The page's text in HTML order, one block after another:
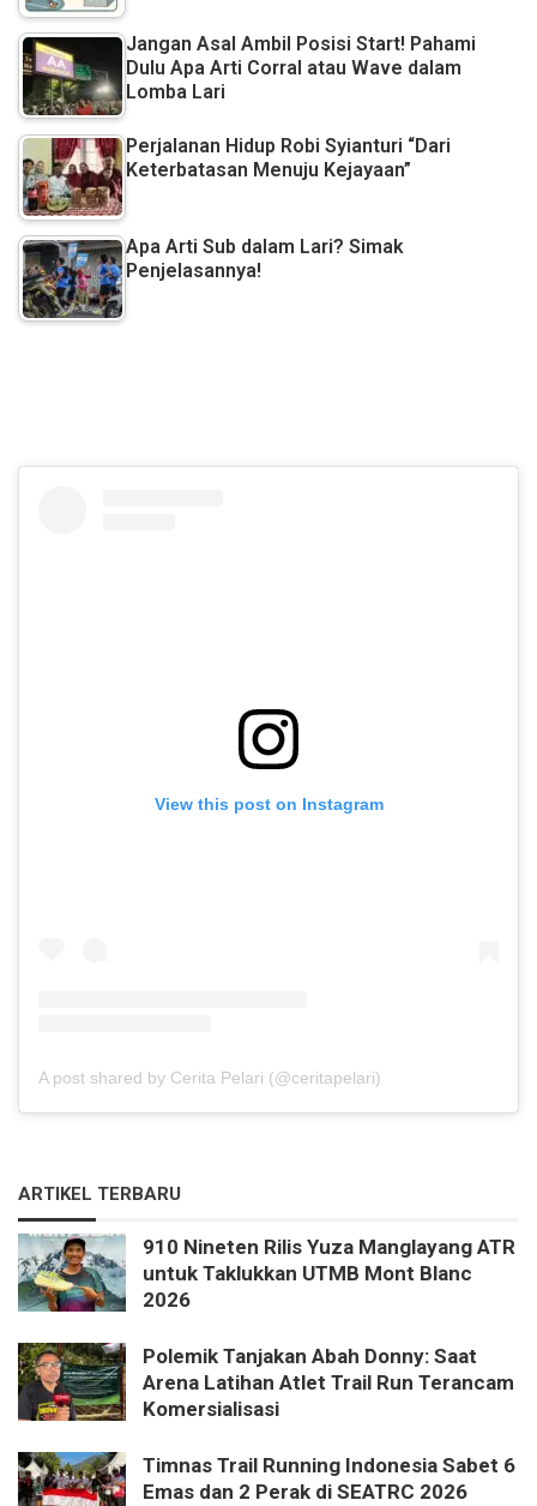
Jangan Asal Ambil Posisi Start! Pahami
Dulu Apa Arti Corral atau Wave dalam
Lomba Lari
Perjalanan Hidup Robi Syianturi “Dari
Keterbatasan Menuju Kejayaan”
Apa Arti Sub dalam Lari? Simak
Penjelasannya!
View this post on Instagram
A post shared by Cerita Pelari (@ceritapelari)
ARTIKEL TERBARU
910 Nineten Rilis Yuza Manglayang ATR
untuk Taklukkan UTMB Mont Blanc
2026
Polemik Tanjakan Abah Donny: Saat
Arena Latihan Atlet Trail Run Terancam
Komersialisasi
Timnas Trail Running Indonesia Sabet 6
Emas dan 2 Perak di SEATRC 2026